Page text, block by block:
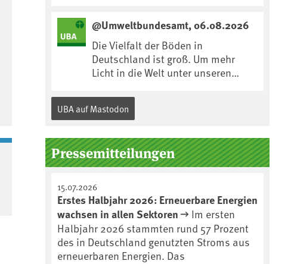
wir uns anpassen?🤔Antworten auf
diese und weitere Fragen auf
unserer Webseite:
www.uba.de/trockenheit
@Umweltbundesamt, 06.08.2026
Die Vielfalt der Böden in
Deutschland ist groß. Um mehr
Licht in die Welt unter unseren
am 5. Dezember, dem
Internationalen Tag des Bodens,
Das UBA unterstützt die Aktion. Wer
sitzt im Kuratorium, wie wird der
Boden des Jahres ausgewählt und
was passiert eigentlich während
eines solchen Bodenjahres? Infos
dazu gibt es im aktuellen Podcast
„Soilcast“. Jetzt reinhören:
https://soilcast.de/interview/sc20
2-interview-die-kuer-der-krume/
UBA auf Mastodon
Pressemitteilungen
15.07.2026
Erstes Halbjahr 2026: Erneuerbare Energien
wachsen in allen Sektoren
Im ersten
Halbjahr 2026 stammten rund 57 Prozent
des in Deutschland genutzten Stroms aus
erneuerbaren Energien. Das